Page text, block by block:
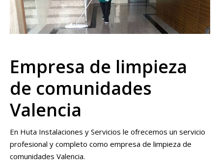
Empresa de limpieza
de comunidades
Valencia
En Huta Instalaciones y Servicios le ofrecemos un servicio
profesional y completo como empresa de limpieza de
comunidades Valencia.